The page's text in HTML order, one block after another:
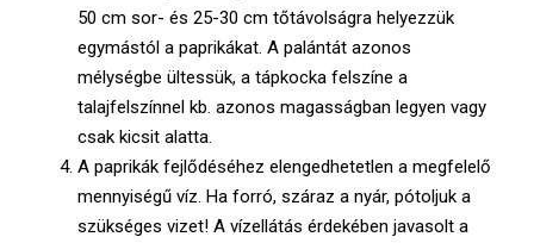
50 cm sor- és 25-30 cm tőtávolságra helyezzük
egymástól a paprikákat. A palántát azonos
mélységbe ültessük, a tápkocka felszíne a
talajfelszínnel kb. azonos magasságban legyen vagy
csak kicsit alatta.
A paprikák fejlődéséhez elengedhetetlen a megfelelő
mennyiségű víz. Ha forró, száraz a nyár, pótoljuk a
szükséges vizet! A vízellátás érdekében javasolt a